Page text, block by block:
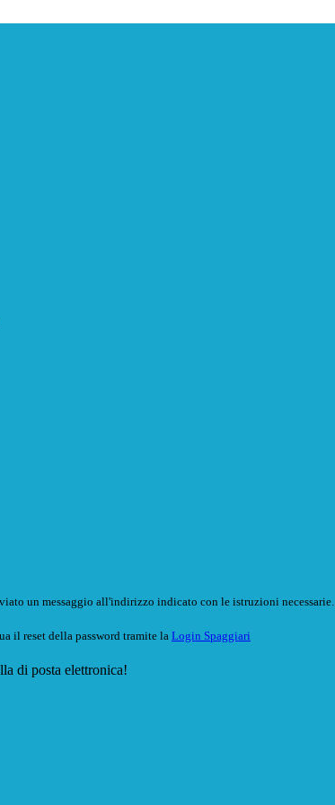
un messaggio all'indirizzo indicato con le istruzioni necessarie.
il reset della password tramite la Login Spaggiari
di posta elettronica!